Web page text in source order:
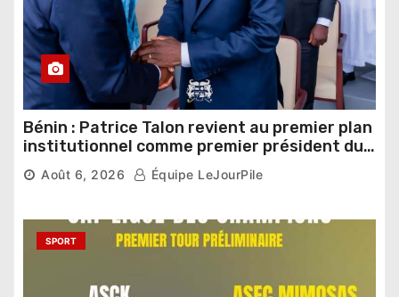
Bénin : Patrice Talon revient au premier plan
institutionnel comme premier président du
Sénat
Août 6, 2026 Équipe LeJourPile
SPORT